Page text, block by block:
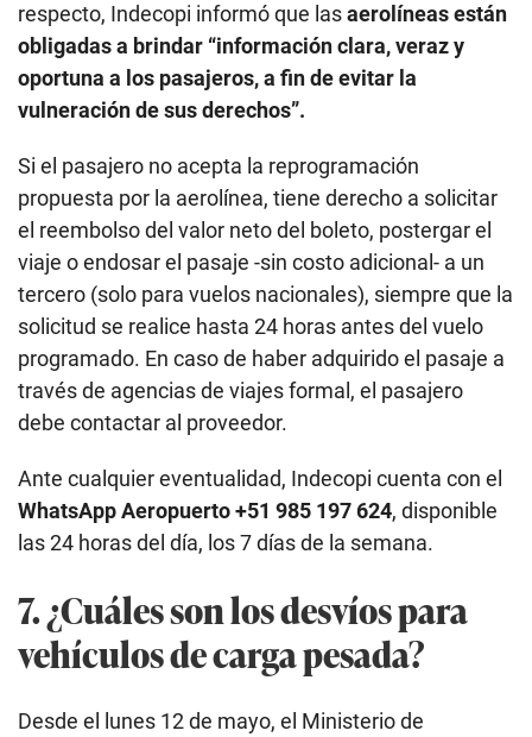
respecto, Indecopi informó que lasaerolíneas están
obligadas a brindar “información clara, veraz y
oportuna a los pasajeros, a fin de evitar la
vulneración de sus derechos”.
Si el pasajero no acepta la reprogramación
propuesta por la aerolínea, tiene derecho a solicitar
el reembolso del valor neto del boleto, postergar el
viaje o endosar el pasaje -sin costo adicional- a un
tercero (solo para vuelos nacionales), siempre que la
solicitud se realice hasta 24 horas antes del vuelo
programado. En caso de haber adquirido el pasaje a
través de agencias de viajes formal, el pasajero
debe contactar al proveedor.
Ante cualquier eventualidad, Indecopi cuenta con el
WhatsApp Aeropuerto +51 985 197 624, disponible
las 24 horas del día, los 7 días de la semana.
7. ¿Cuáles son los desvíos para
vehículos de carga pesada?
Desde el lunes 12 de mayo, el Ministerio de